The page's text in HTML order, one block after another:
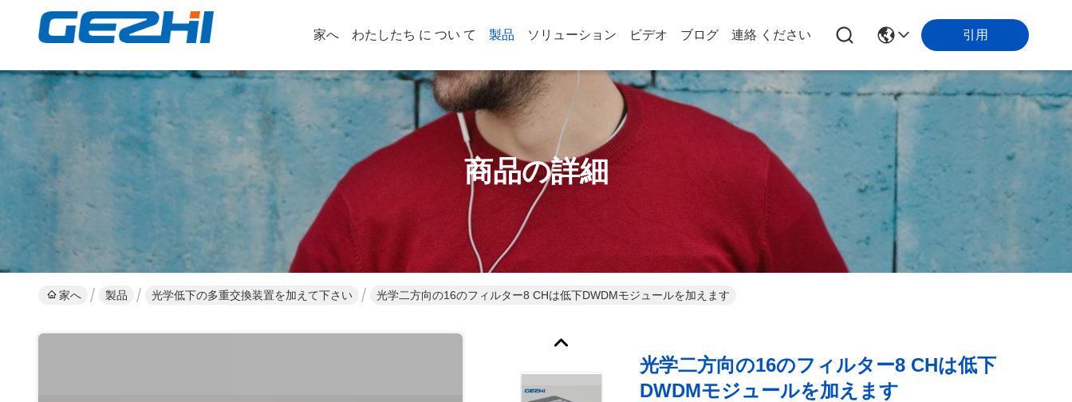
家へ わたしたち に つい て 製品 ソリューション ビデオ ブログ 連絡 ください 引用
商品の詳細
家へ 製品 光学低下の多重交換装置を加えて下さい 光学二方向の16のフィルター8 CHは低下DWDMモジュールを加えます
光学二方向の16のフィルター8 CHは低下
DWDMモジュールを加えます